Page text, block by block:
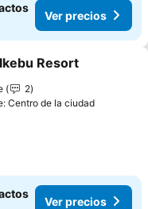
Ver precios
a favoritos
Resort
2
Centro de la ciudad
Ver precios